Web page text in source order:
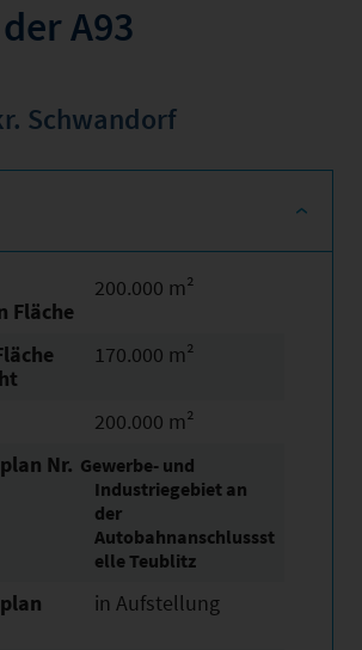
A93
Schwandorf
Fläche
200.000 m²
170.000 m²
200.000 m²
Nr. Gewerbe- und
Industriegebiet an
der
Autobahnanschlussst
elle Teublitz
in Aufstellung